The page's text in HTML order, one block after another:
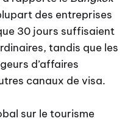
des entreprises
30 jours suffisaient
tandis que les
d’affaires
canaux de visa.
sur le tourisme